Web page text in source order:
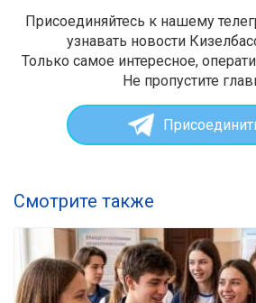
Присоединяйтесь к нашему
узнавать новости
Только самое интересное,
Не пропустите
Смотрите также